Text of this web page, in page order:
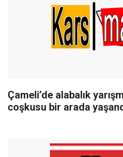
Çameli’de alabalık
coşkusu bir arada